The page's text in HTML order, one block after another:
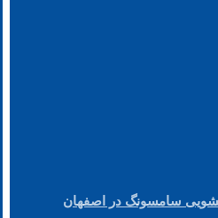
سامسونگ در اصفهان